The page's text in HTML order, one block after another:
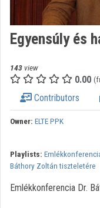
Organizations
Contributors
Appearance:
Egyensúly és
143 view
0.00
Contributors
Owner: ELTE PPK
Playlists:
Báthory Zoltán tiszteletére
Emlékkonferencia Dr.